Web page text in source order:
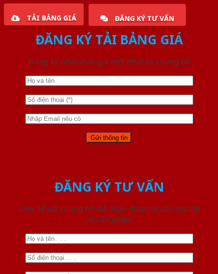
TẢI BẢNG GIÁ ĐĂNG KÝ TƯ VẤN
ĐĂNG KÝ TẢI BẢNG GIÁ
Đăng ký nhận báo giá mới nhất từ chúng tôi
ĐĂNG KÝ TƯ VẤN
Liên hệ với chúng tôi để nhận được tư vấn chi tiết
về sản phẩm